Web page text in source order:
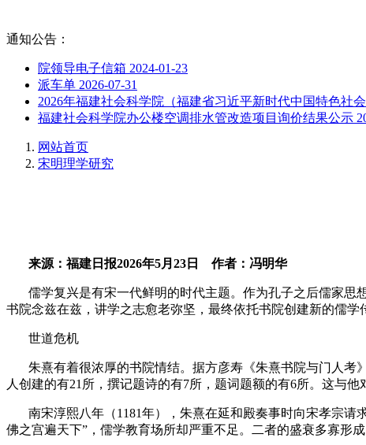
通知公告：
院领导电子信箱 2024-01-23
派车单 2026-07-31
2026年福建社会科学院（福建省习近平新时代中国特色社
福建社会科学院办公楼空调排水管改造项目询价结果公示
网站首页
宋明理学研究
来源：福建日报2026年5月 23 日 作者：冯明华
儒学复兴是有宋一代鲜明的时代主题。作为孔子之后儒家
书院念兹在兹，讲学之志愈老弥坚，最终依托书院创建新的儒学
世道危机
朱熹有着很浓厚的书院情结。据方彦寿《朱熹书院与门人考
人创建的有21 所，撰记题诗的有7所，题词题额的有6所。这与他
南宋淳熙八年（1181年），朱熹在延和殿奏事时向宋孝宗请
佛之宫遍天下”，儒学教育场所却严重不足。二者的盛衰多寡形